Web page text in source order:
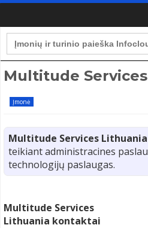
Search
for:
Multitude
Įmonė
Multitude Services Lithuania
teikiant administracines
technologijų paslaugas.
Multitude Services
Lithuania kontaktai